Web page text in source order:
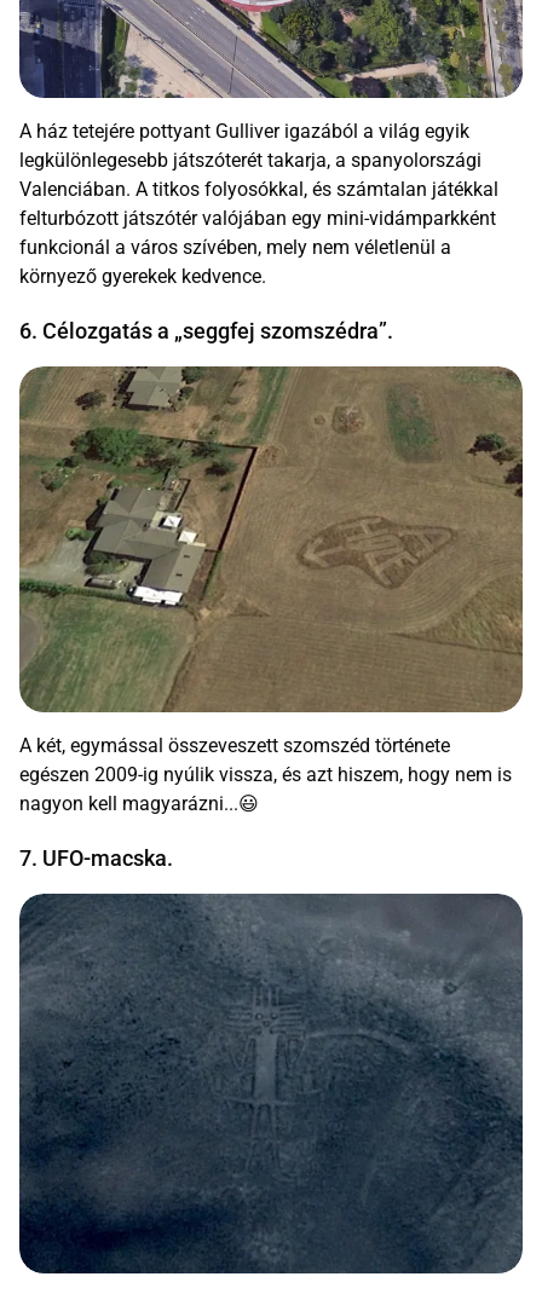
A ház tetejére pottyant Gulliver igazából a világ egyik
legkülönlegesebb játszóterét takarja, a spanyolországi
Valenciában. A titkos folyosókkal, és számtalan játékkal
felturbózott játszótér valójában egy mini-vidámparkként
funkcionál a város szívében, mely nem véletlenül a
környező gyerekek kedvence.
6. Célozgatás a „seggfej szomszédra”.
A két, egymással összeveszett szomszéd története
egészen 2009-ig nyúlik vissza, és azt hiszem, hogy nem is
nagyon kell magyarázni...😃
7. UFO-macska.